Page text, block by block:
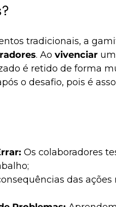
tradicionais, a
. Ao vivenciar
é retido de forma
o desafio, pois é
Os colaboradores
das